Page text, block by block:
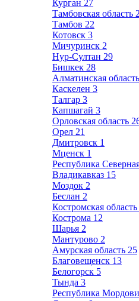
Курган 27
Тамбовская область
Тамбов 22
Котовск 3
Мичуринск 2
Нур-Султан 29
Бишкек 28
Алматинская область
Каскелен 3
Талгар 3
Капшагай 3
Орловская область
Орел 21
Дмитровск 1
Мценск 1
Республика
Владикавказ 15
Моздок 2
Беслан 2
Костромская область
Кострома 12
Шарья 2
Мантурово 2
Амурская область 25
Благовещенск 13
Белогорск 5
Тында 3
Республика